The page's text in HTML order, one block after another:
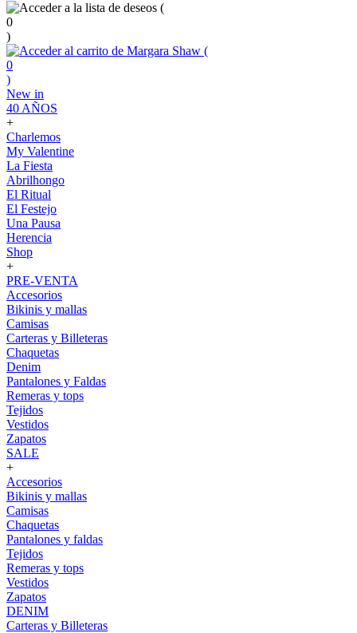
(
0
)
(
0
)
New in
40 AÑOS
+
Charlemos
My Valentine
La Fiesta
Abrilhongo
El Ritual
El Festejo
Una Pausa
Herencia
Shop
+
PRE-VENTA
Accesorios
Bikinis y mallas
Camisas
Carteras y Billeteras
Chaquetas
Denim
Pantalones y Faldas
Remeras y tops
Tejidos
Vestidos
Zapatos
SALE
+
Accesorios
Bikinis y mallas
Camisas
Chaquetas
Pantalones y faldas
Tejidos
Remeras y tops
Vestidos
Zapatos
DENIM
Carteras y Billeteras